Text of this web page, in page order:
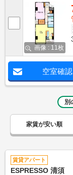
画像 : 11枚
空室確認
別
家賃が安い順
賃貸アパート
ESPRESSO 清須